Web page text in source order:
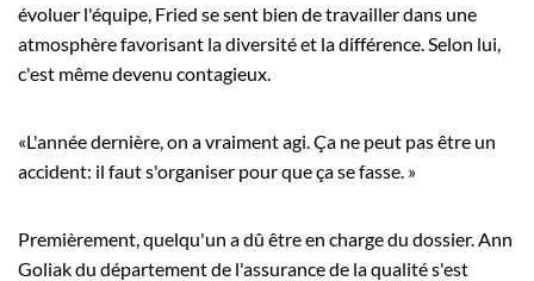
évoluer l'équipe, Fried se sent bien de travailler dans une
atmosphère favorisant la diversité et la différence. Selon lui,
c'est même devenu contagieux.
«L'année dernière, on a vraiment agi. Ça ne peut pas être un
accident: il faut s'organiser pour que ça se fasse. »
Premièrement, quelqu'un a dû être en charge du dossier. Ann
Goliak du département de l'assurance de la qualité s'est